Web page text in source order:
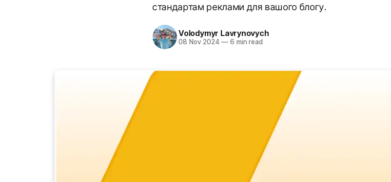
стандартам реклами для вашого блогу.
Volodymyr Lavrynovych
08 Nov 2024 —6 min read